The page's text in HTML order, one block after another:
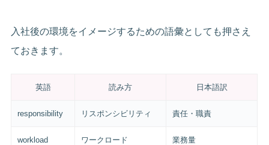
入社後の環境をイメージするための語彙としても押さえ
ておきます。
英語 読み方 日本語訳
responsibility リスポンシビリティ 責任・職責
workload ワークロード 業務量